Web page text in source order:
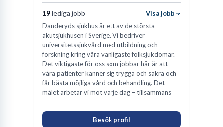
19lediga jobb
Visa jobb
Danderyds sjukhus är ett av de största
akutsjukhusen i Sverige. Vi bedriver
universitetssjukvård med utbildning och
forskning kring våra vanligaste folksjukdomar.
Det viktigaste för oss som jobbar här är att
våra patienter känner sig trygga och säkra och
får bästa möjliga vård och behandling. Det
målet arbetar vi mot varje dag – tillsammans
Besök profil